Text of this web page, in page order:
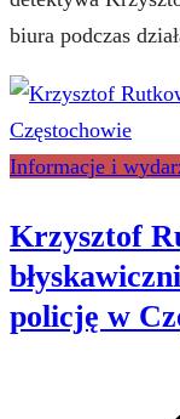
biura podczas
Informacje i
Krzysztof
policję w